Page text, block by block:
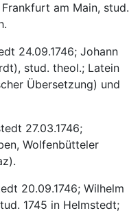
am Main, stud.
24.09.1746; Johann
stud. theol.; Latein
Übersetzung) und
27.03.1746;
Wolfenbütteler
20.09.1746; Wilhelm
1745 in Helmstedt;